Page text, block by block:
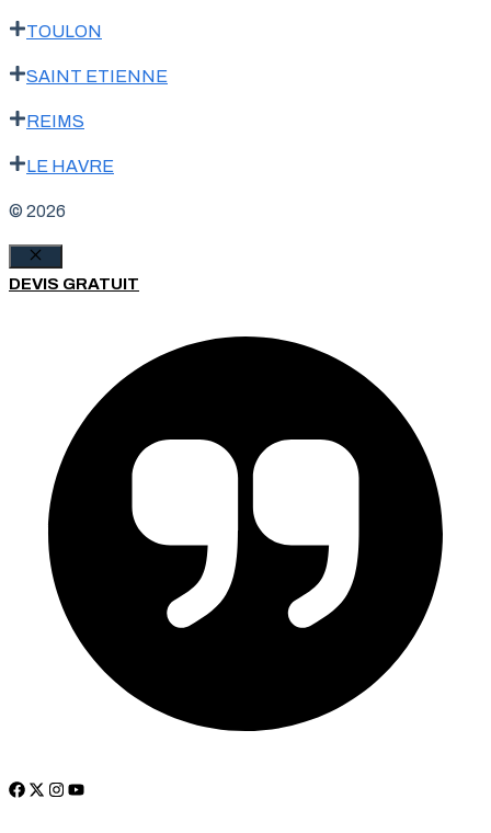
TOULON
SAINT ETIENNE
REIMS
LE HAVRE
© 2026
Fermer
DEVIS GRATUIT